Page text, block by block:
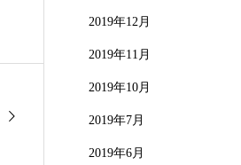
2019年12月
2019年11月
2019年10月
2019年7月
2019年6月